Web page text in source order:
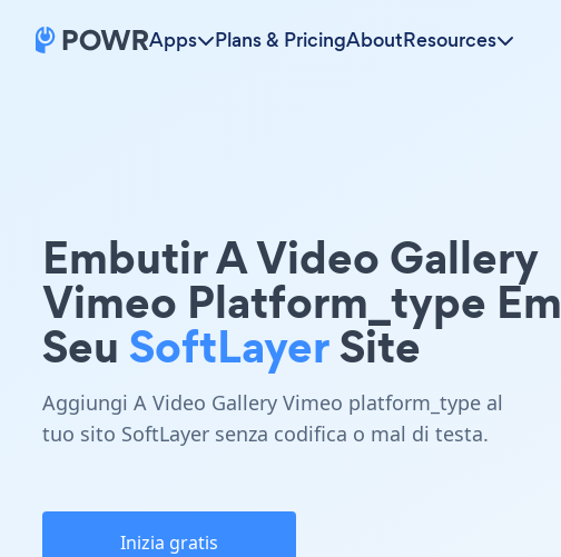
Apps Plans & PricingAboutResources
Embutir A Video Gallery
Vimeo Platform_type Em
Seu SoftLayerSite
Aggiungi A Video Gallery Vimeo platform_type al
tuo sito SoftLayer senza codifica o mal di testa.
Inizia gratis